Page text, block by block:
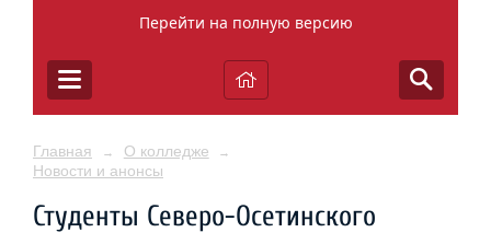
Перейти на полную версию
Главная → О колледже →
Новости и анонсы
Студенты Северо-Осетинского